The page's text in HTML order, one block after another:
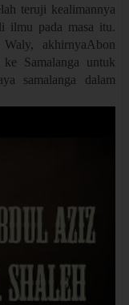
teruji kealimannya
ilmu pada masa itu.
akhirnyaAbon
Samalanga untuk
samalanga dalam